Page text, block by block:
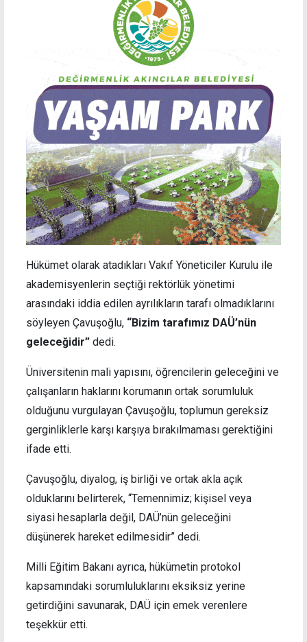
Hükümet olarak atadıkları Vakıf Yöneticiler Kurulu ile
akademisyenlerin seçtiği rektörlük yönetimi
arasındaki iddia edilen ayrılıkların tarafı olmadıklarını
söyleyen Çavuşoğlu, “Bizim tarafımız DAÜ’nün
geleceğidir” dedi.
Üniversitenin mali yapısını, öğrencilerin geleceğini ve
çalışanların haklarını korumanın ortak sorumluluk
olduğunu vurgulayan Çavuşoğlu, toplumun gereksiz
gerginliklerle karşı karşıya bırakılmaması gerektiğini
ifade etti.
Çavuşoğlu, diyalog, iş birliği ve ortak akla açık
olduklarını belirterek, “Temennimiz; kişisel veya
siyasi hesaplarla değil, DAÜ’nün geleceğini
düşünerek hareket edilmesidir” dedi.
Milli Eğitim Bakanı ayrıca, hükümetin protokol
kapsamındaki sorumluluklarını eksiksiz yerine
getirdiğini savunarak, DAÜ için emek verenlere
teşekkür etti.